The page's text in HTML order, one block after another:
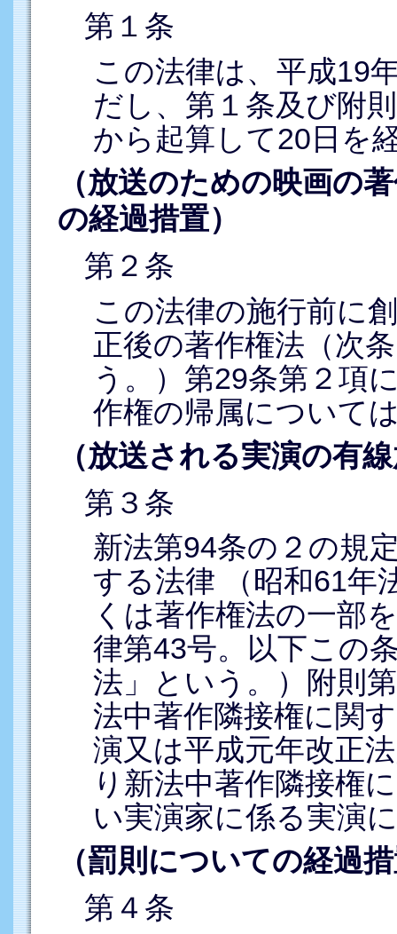
第１条
この法律は、平成19
だし、第１条及び附
から起算して20日を
（放送のための映画の
の経過措置）
第２条
この法律の施行前に
正後の著作権法（次
う。）第29条第２項
作権の帰属について
（放送される実演の有
第３条
新法第94条の２の規
する法律 （昭和61年
くは著作権法の一部
律第43号。以下この
法」という。）附則
法中著作隣接権に関
演又は平成元年改正
り新法中著作隣接権
い実演家に係る実演
（罰則についての経過
第４条